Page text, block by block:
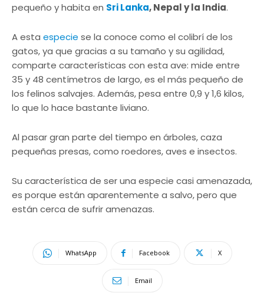
pequeño y habita en Sri Lanka, Nepal y la India.
A esta especie se la conoce como el colibrí de los
gatos, ya que gracias a su tamaño y su agilidad,
comparte características con esta ave: mide entre
35 y 48 centímetros de largo, es el más pequeño de
los felinos salvajes. Además, pesa entre 0,9 y 1,6 kilos,
lo que lo hace bastante liviano.
Al pasar gran parte del tiempo en árboles, caza
pequeñas presas, como roedores, aves e insectos.
Su característica de ser una especie casi amenazada,
es porque están aparentemente a salvo, pero que
están cerca de sufrir amenazas.
WhatsApp Facebook X
Email